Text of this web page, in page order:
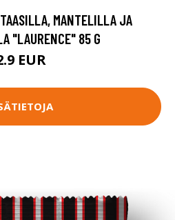
MANTELILLA JA
"LAURENCE" 85 G
EUR